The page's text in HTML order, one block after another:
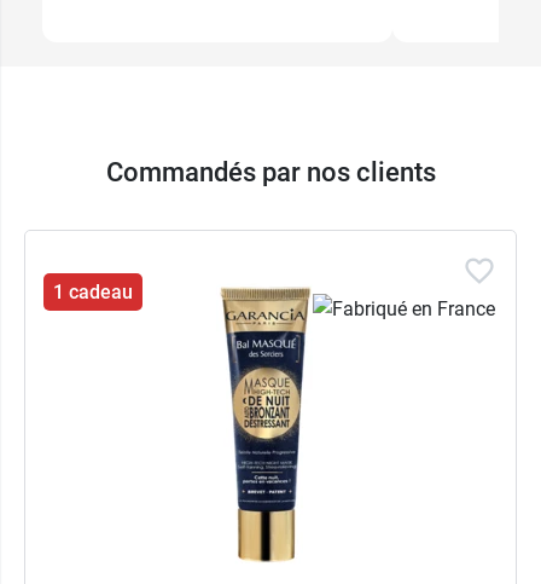
Commandés par nos clients
1 cadeau